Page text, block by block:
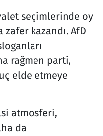
seçimlerinde oy
kazandı. AfD
rağmen parti,
elde etmeye
atmosferi,
da